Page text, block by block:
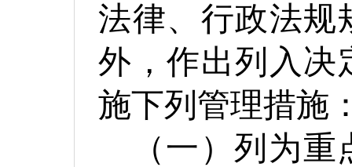
法律、行政法规
外，作出列入决
施下列管理措施
（一）列为